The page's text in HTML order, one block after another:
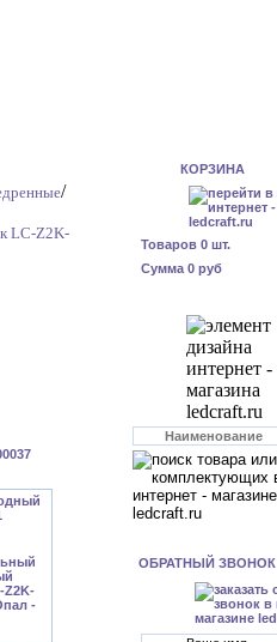
/
LC-Z2K-
КОРЗИНА
Товаров 0 шт.
Сумма 0 руб
ОБРАТНЫЙ ЗВОНОК